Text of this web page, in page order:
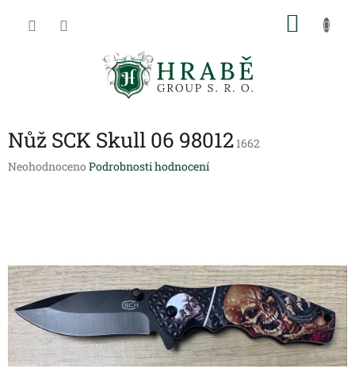
Nůž SCK Skull 06 98012 1662
Průměrné
hvězdiček.
Neohodnoceno Podrobnosti hodnocení